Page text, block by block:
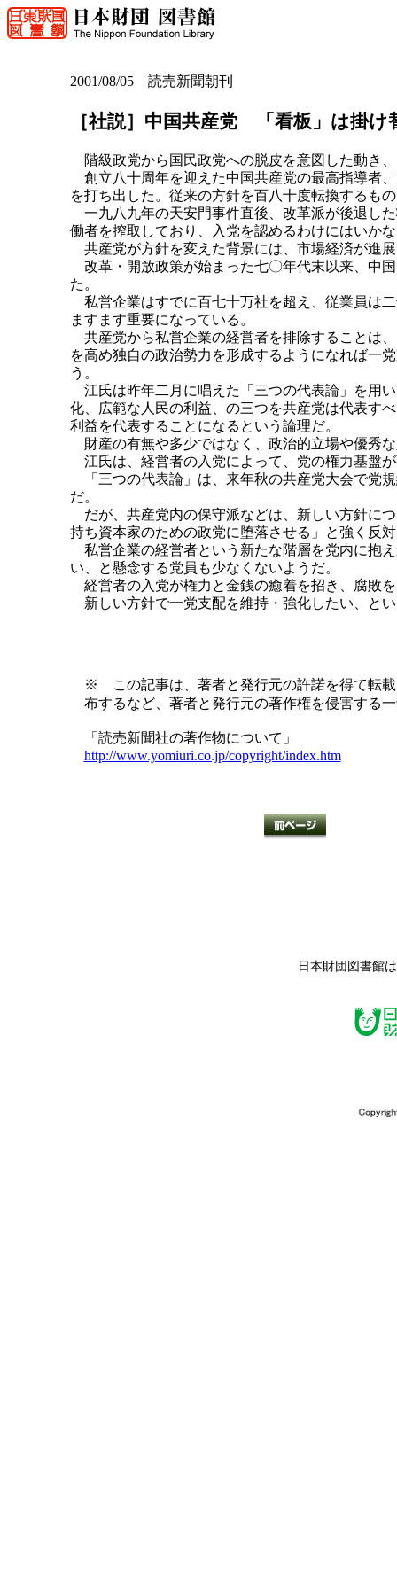
2001/08/05 読売新聞朝刊
［社説］中国共産党 「看板」は掛
階級政党から国民政党への脱皮を意図した動き
創立八十周年を迎えた中国共産党の最高指導者
を打ち出した。従来の方針を百八十度転換するも
一九八九年の天安門事件直後、改革派が後退し
働者を搾取しており、入党を認めるわけにはいか
共産党が方針を変えた背景には、市場経済が進
改革・開放政策が始まった七〇年代末以来、中
た。
私営企業はすでに百七十万社を超え、従業員は
ますます重要になっている。
共産党から私営企業の経営者を排除することは
を高め独自の政治勢力を形成するようになれば一
う。
江氏は昨年二月に唱えた「三つの代表論」を用
化、広範な人民の利益、の三つを共産党は代表す
利益を代表することになるという論理だ。
財産の有無や多少ではなく、政治的立場や優秀
江氏は、経営者の入党によって、党の権力基盤
「三つの代表論」は、来年秋の共産党大会で党
だ。
だが、共産党内の保守派などは、新しい方針に
持ち資本家のための政党に堕落させる」と強く反
私営企業の経営者という新たな階層を党内に抱
い、と懸念する党員も少なくないようだ。
経営者の入党が権力と金銭の癒着を招き、腐敗
新しい方針で一党支配を維持・強化したい、と
※ この記事は、著者と発行元の許諾を得て転
布するなど、著者と発行元の著作権を侵害する
「読売新聞社の著作物について」
http://www.yomiuri.co.jp/copyright/index.htm
日本財団図書館